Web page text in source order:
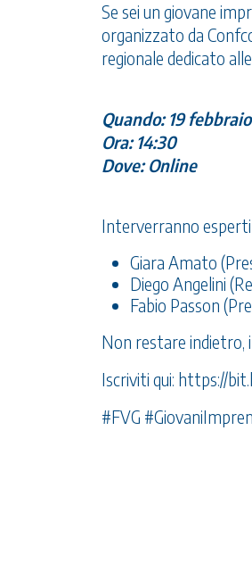
Se sei un giovane
organizzato da
regionale dedicato
Quando: 19
Ora: 14:30
Dove: Online
Interverranno
Giara Amato
Diego Angelini
Fabio Passon
Non restare indietro,
Iscriviti qui: https://
#FVG